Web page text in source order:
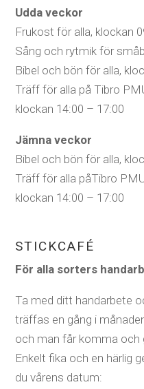
Udda veckor
Frukost för alla, klockan
Sång och rytmik för
Bibel och bön för alla,
Träff för alla på Tibro
klockan 14:00 – 17:00
Jämna veckor
Bibel och bön för alla,
Träff för alla påTibro
klockan 14:00 – 17:00
STICKCAFÉ
För alla sorters
Ta med ditt handarbete
träffas en gång i
och man får komma och
Enkelt fika och en härlig
du vårens datum: